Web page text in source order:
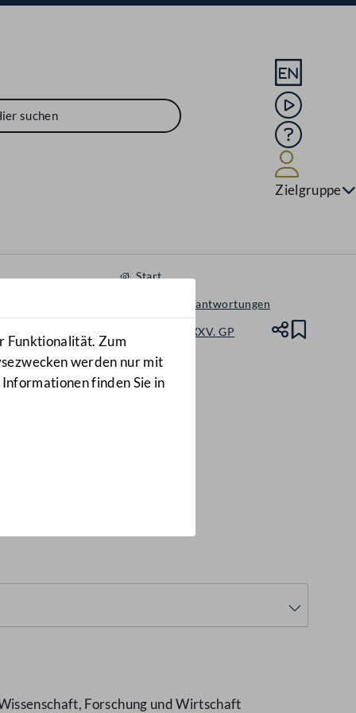
Sprache
Mediathek
Hilfe
Zielgruppe
Funktionalität. Zum
werden nur mit
finden Sie in
Start
Anfragen & Beantwortungen
Nationalrat - XXV. GP
Anfragen
6277/J
Forschung und Wirtschaft